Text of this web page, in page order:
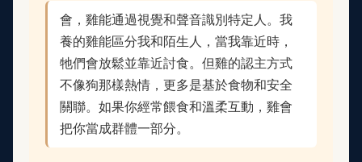
會，雞能通過視覺和聲音識別特定人。我
養的雞能區分我和陌生人，當我靠近時，
牠們會放鬆並靠近討食。但雞的認主方式
不像狗那樣熱情，更多是基於食物和安全
關聯。如果你經常餵食和溫柔互動，雞會
把你當成群體一部分。